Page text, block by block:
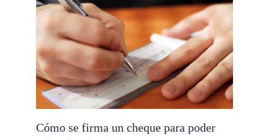
Cómo se firma un cheque para poder